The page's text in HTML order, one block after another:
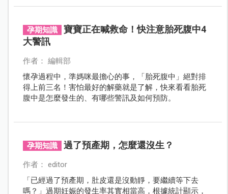
孕期知識
寶寶正在喊救命！快注意胎死腹中4
大警訊
作者： 編輯部
懷孕過程中，準媽咪最擔心的事，「胎死腹中」絕對排
得上前三名！害怕最好的解藥就是了解，快來看看胎死
腹中是怎麼發生的、有哪些警訊及如何預防。
孕期知識 過了預產期，怎麼還沒生？
作者： editor
「已經過了預產期，肚皮還是沒動靜，要繼續等下去
嗎？」過期妊娠的發生率其實相當高，根據統計顯示，